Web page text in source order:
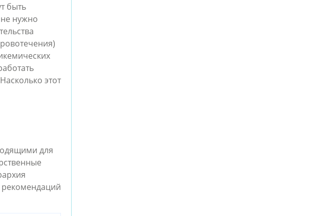
быть
нужно
этот
для
рекомендаций